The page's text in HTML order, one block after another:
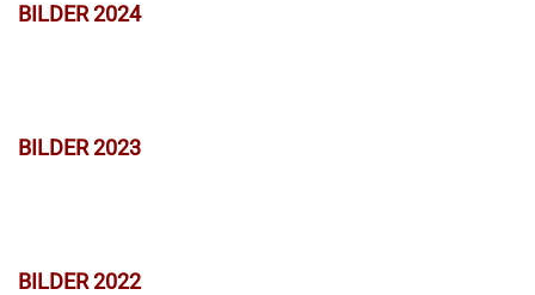
BILDER 2024
BILDER 2023
BILDER 2022